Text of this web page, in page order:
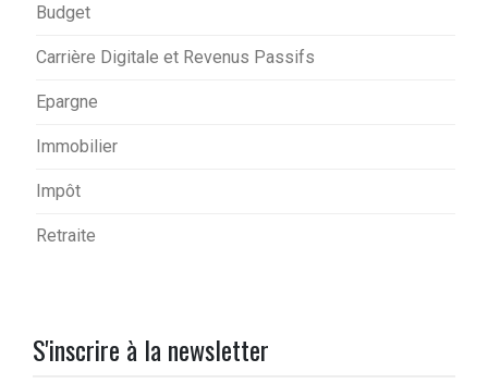
Budget
Carrière Digitale et Revenus Passifs
Epargne
Immobilier
Impôt
Retraite
S'inscrire à la newsletter